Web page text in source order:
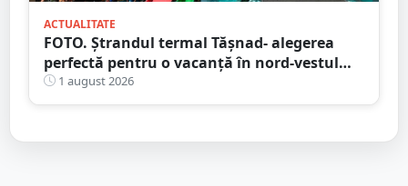
ACTUALITATE
FOTO. Ștrandul termal Tășnad- alegerea
perfectă pentru o vacanță în nord-vestul
României
1 august 2026